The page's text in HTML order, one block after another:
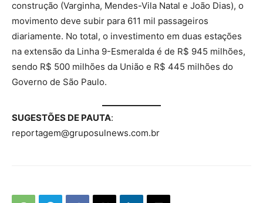
construção (Varginha, Mendes-Vila Natal e João Dias), o
movimento deve subir para 611 mil passageiros
diariamente. No total, o investimento em duas estações
na extensão da Linha 9-Esmeralda é de R$ 945 milhões,
sendo R$ 500 milhões da União e R$ 445 milhões do
Governo de São Paulo.
SUGESTÕES DE PAUTA:
reportagem@gruposulnews.com.br